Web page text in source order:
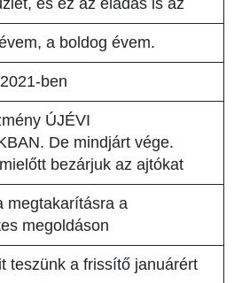
a boldog évem.
ben
ÚJÉVI
De mindjárt vége.
bezárjuk az ajtókat
megtakarításra a
megoldáson
teszünk a frissítő januárért